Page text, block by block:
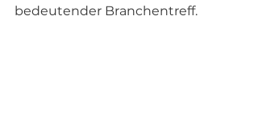
bedeutender Branchentreff.